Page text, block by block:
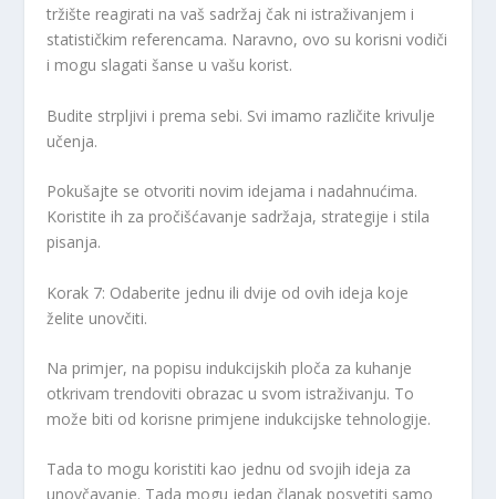
tržište reagirati na vaš sadržaj čak ni istraživanjem i
statističkim referencama. Naravno, ovo su korisni vodiči
i mogu slagati šanse u vašu korist.
Budite strpljivi i prema sebi. Svi imamo različite krivulje
učenja.
Pokušajte se otvoriti novim idejama i nadahnućima.
Koristite ih za pročišćavanje sadržaja, strategije i stila
pisanja.
Korak 7: Odaberite jednu ili dvije od ovih ideja koje
želite unovčiti.
Na primjer, na popisu indukcijskih ploča za kuhanje
otkrivam trendoviti obrazac u svom istraživanju. To
može biti od korisne primjene indukcijske tehnologije.
Tada to mogu koristiti kao jednu od svojih ideja za
unovčavanje. Tada mogu jedan članak posvetiti samo